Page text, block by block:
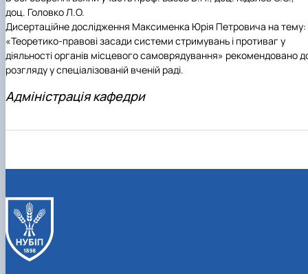
доц. Головко Л.О.
Дисертаційне дослідження Максименка Юрія Петровича на тему:
«Теоретико-правові засади системи стримувань і противаг у
діяльності органів місцевого самоврядування» рекомендовано
розгляду у спеціалізованій вченій раді.
Адміністрація кафедри